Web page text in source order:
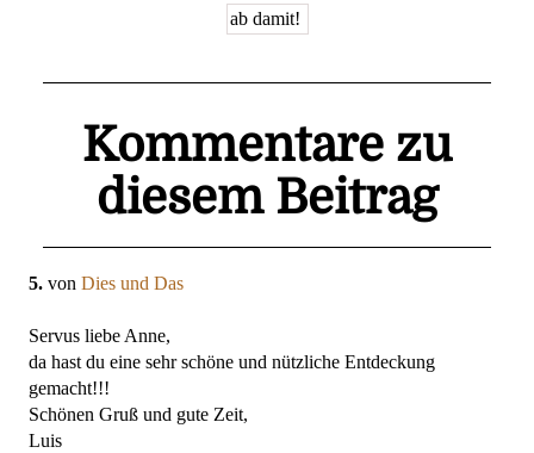
Kommentare zu
diesem Beitrag
5. von Dies und Das
Servus liebe Anne,
da hast du eine sehr schöne und nützliche Entdeckung
gemacht!!!
Schönen Gruß und gute Zeit,
Luis